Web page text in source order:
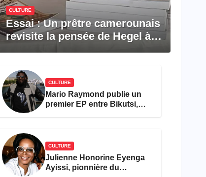
CULTURE
Essai : Un prêtre camerounais
revisite la pensée de Hegel à
CULTURE
Mario Raymond publie un
premier EP entre Bikutsi,
CULTURE
Julienne Honorine Eyenga
Ayissi, pionnière du